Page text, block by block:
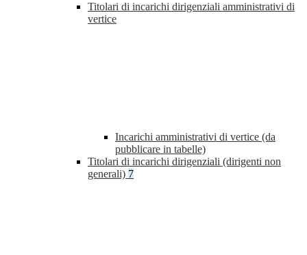
Titolari di incarichi dirigenziali amministrativi di
vertice
Incarichi amministrativi di vertice (da
pubblicare in tabelle)
Titolari di incarichi dirigenziali (dirigenti non
generali) 7